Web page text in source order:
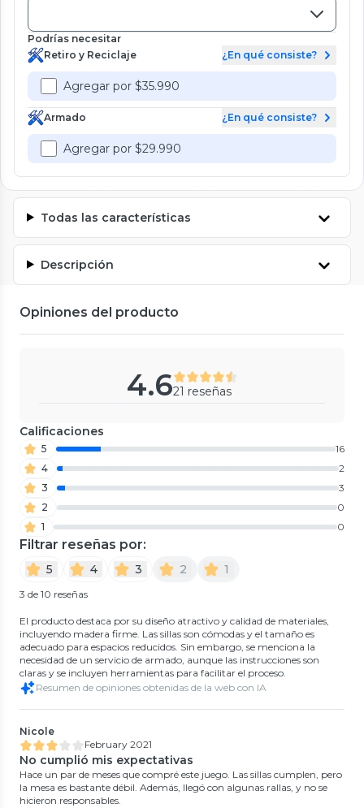
Podrías necesitar
Retiro y Reciclaje
¿En qué consiste?
Agregar por $35.990
Armado ¿En qué consiste?
Agregar por $29.990
Todas las características
Descripción
Opiniones del producto
4.621 reseñas
Calificaciones
5
16
4
2
3
3
2
0
1
0
Filtrar reseñas por:
5 4 3 2 1
3 de 10 reseñas
El producto destaca por su diseño atractivo y calidad de materiales,
incluyendo madera firme. Las sillas son cómodas y el tamaño es
adecuado para espacios reducidos. Sin embargo, se menciona la
necesidad de un servicio de armado, aunque las instrucciones son
claras y se incluyen herramientas para facilitar el proceso.
Resumen de opiniones obtenidas de la web con IA
Nicole
February 2021
No cumplió mis expectativas
Hace un par de meses que compré este juego. Las sillas cumplen, pero
la mesa es bastante débil. Además, llegó con algunas rallas, y no se
hicieron responsables.